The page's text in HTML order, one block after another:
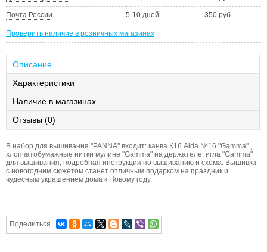
Почта России 5-10 дней 350 руб.
Проверить наличие в розничных магазинах
Описание
Характеристики
Наличие в магазинах
Отзывы (0)
В набор для вышивания "PANNA" входит: канва К16 Aida №16 "Gamma" ,
хлопчатобумажные нитки мулине "Gamma" на держателе, игла "Gamma"
для вышивания, подробная инструкция по вышиванию и схема. Вышивка
с новогодним сюжетом станет отличным подарком на праздник и
чудесным украшением дома к Новому году.
Поделиться